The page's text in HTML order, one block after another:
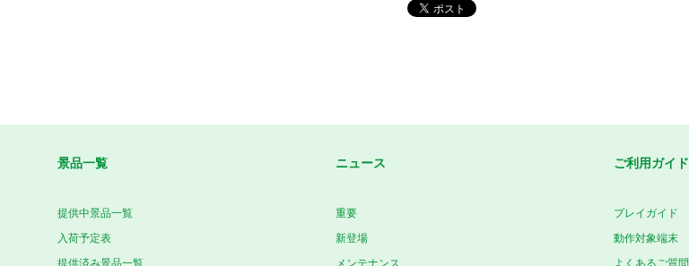
景品一覧
提供中景品一覧
入荷予定表
提供済み景品一覧
ニュース
重要
新登場
メンテナンス
ご利用ガイド
プレイガイド
動作対象端末
よくあるご質問